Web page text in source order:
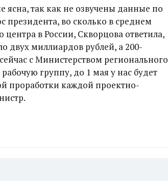
ясна, так как не озвучены данные по
во сколько в среднем
центра в России, Скворцова ответила,
двух миллиардов рублей, а 200-
с Министерством регионального
группу, до 1 мая у нас будет
проработки каждой проектно-